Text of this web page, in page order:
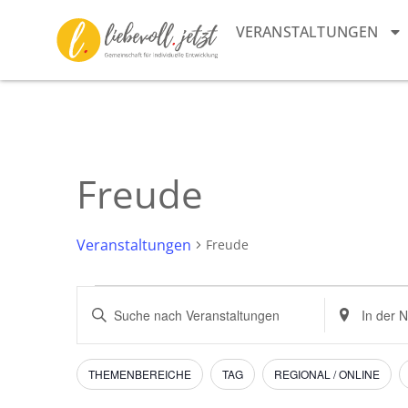
VERANSTALTUNGEN
Freude
Veranstaltungen Freude
Veranstaltungen
Suche
und
Bitte
Schlüsselwort
Suche
nach
Veranstaltungen
Schlüsselwort.
Standort
eingeben.
Suche
nach
Filter
Das
Ändern
THEMENBEREICHE TAG REGIONAL / ONLINE